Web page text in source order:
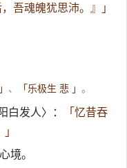
吾魂魄犹思沛。』」
、 「乐极生 悲 」。
白发人〉：
「忆昔吞
境。